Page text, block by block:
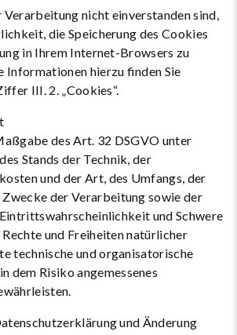
Verarbeitung nicht einverstanden sind,
die Speicherung des Cookies
in Ihrem Internet-Browsers zu
Informationen hierzu finden Sie
III. 2. „Cookies“.
des Art. 32 DSGVO unter
Stands der Technik, der
und der Art, des Umfangs, der
Zwecke der Verarbeitung sowie der
und Schwere
und Freiheiten natürlicher
technische und organisatorische
dem Risiko angemessenes
und Änderung